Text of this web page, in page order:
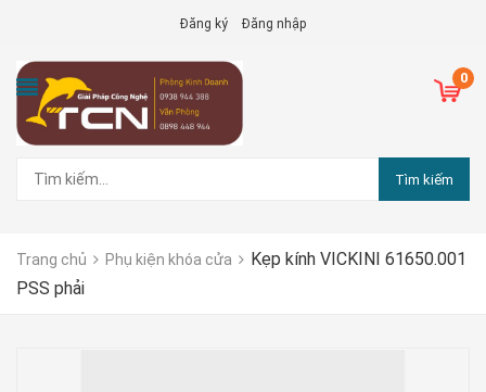
Đăng ký Đăng nhập
0
Tìm kiếm
Trang chủ Phụ kiện khóa cửa
Kẹp kính VICKINI 61650.001
PSS phải